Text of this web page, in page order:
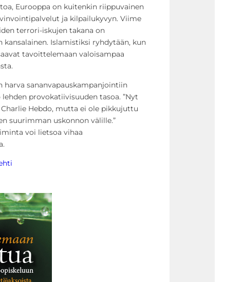
Eurooppa on kuitenkin riippuvainen
ja kilpailukyvyn. Viime
terrori-iskujen takana on
Islamistiksi ryhdytään, kun
tavoittelemaan valoisampaa
sananvapauskampanjointiin
provokatiivisuuden tasoa. ”Nyt
Hebdo, mutta ei ole pikkujuttu
suurimman uskonnon välille.”
voi lietsoa vihaa